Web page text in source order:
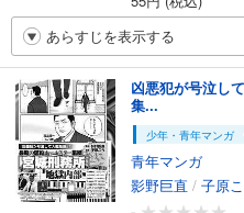
あらすじを表示する
凶悪犯が号泣し
集...
少年・青年マンガ
青年マンガ
影野巨直 / 子原